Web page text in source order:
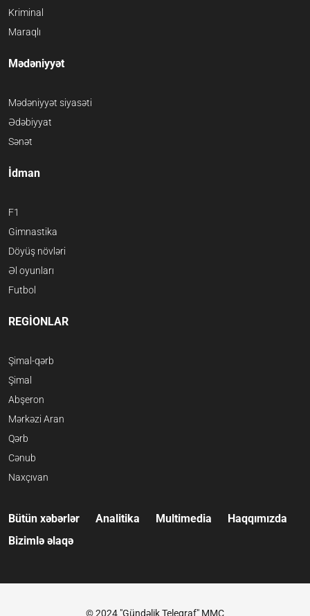
Kriminal
Maraqlı
Mədəniyyət
Mədəniyyət siyasəti
Ədəbiyyat
Sənət
İdman
F1
Gimnastika
Döyüş növləri
Əl oyunları
Futbol
REGİONLAR
Şimal-qərb
Şimal
Abşeron
Mərkəzi Aran
Qərb
Cənub
Naxçıvan
Bütün xəbərlər Analitika Multimedia
Haqqımızda
Bizimlə əlaqə
© 2024 "Gündəlik Teleqraf" MMC